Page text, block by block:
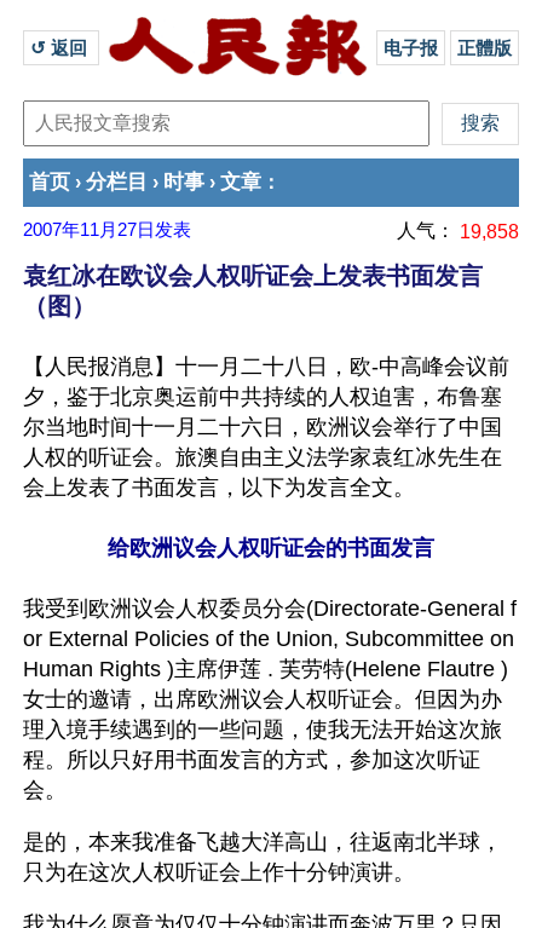
↺ 返回 电子报 正體版
首页 › 分栏目 › 时事 › 文章 ：
2007年11月27日 发表 人气： 19,858
袁红冰在欧议会人权听证会上发表书面发言
（图）
【人民报消息】十一月二十八日，欧-中高峰会议前
夕，鉴于北京奥运前中共持续的人权迫害，布鲁塞
尔当地时间十一月二十六日，欧洲议会举行了中国
人权的听证会。旅澳自由主义法学家袁红冰先生在
会上发表了书面发言，以下为发言全文。
给欧洲议会人权听证会的书面发言
我受到欧洲议会人权委员分会(Directorate-General f
or External Policies of the Union, Subcommittee on
Human Rights )主席伊莲 . 芙劳特(Helene Flautre )
女士的邀请，出席欧洲议会人权听证会。但因为办
理入境手续遇到的一些问题，使我无法开始这次旅
程。所以只好用书面发言的方式，参加这次听证
会。
是的，本来我准备飞越大洋高山，往返南北半球，
只为在这次人权听证会上作十分钟演讲。